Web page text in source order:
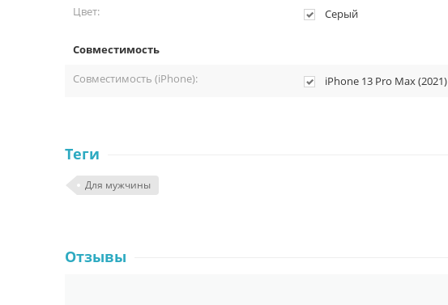
Цвет: Серый
Совместимость
Совместимость (iPhone):
iPhone 13 Pro Max (2021)
Теги
Для мужчины
Отзывы